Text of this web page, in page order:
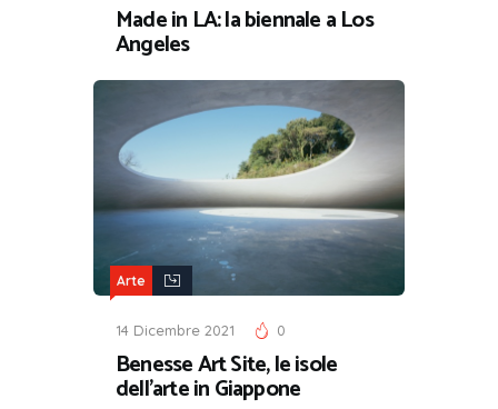
Made in LA: la biennale a Los
Angeles
Arte
14 Dicembre 2021 0
Benesse Art Site, le isole
dell’arte in Giappone